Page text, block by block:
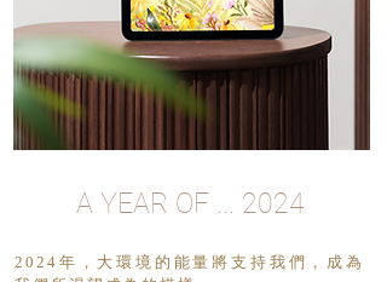
A YEAR OF ... 2024
2024年，大環境的能量將支持我們，成為